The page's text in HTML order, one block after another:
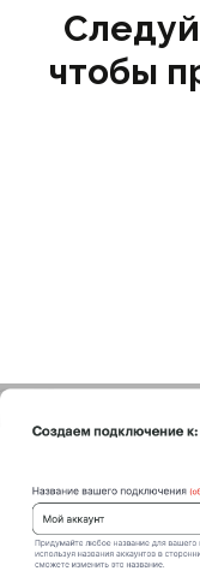
чтобы